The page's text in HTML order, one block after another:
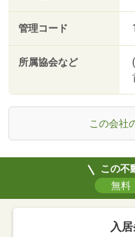
管理コード
所属協会など
この会社
この不
無料
入